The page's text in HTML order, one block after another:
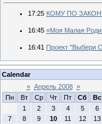
17:25 КОМУ ПО
16:45 «Моя Малая
16:41 Проект "Выбери
Calendar
« Апрель 2008 »
Пн
Вт Ср Чт Пт Сб
Вс
1
2 3 4 5
6
7
8 9 10 11 12
13